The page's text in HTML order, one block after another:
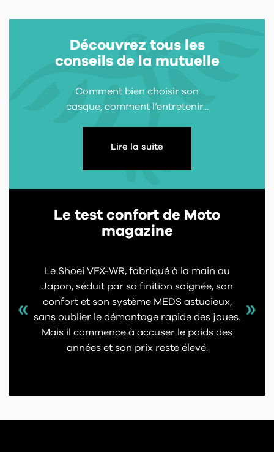
Découvrez tous les
conseils de la mutuelle
Comment bien choisir son
casque, comment l’entretenir...
Lire la suite
Le test confort de Moto
magazine
Le Shoei VFX-WR, fabriqué à la main au
Japon, séduit par sa finition soignée, son
confort et son système MEDS astucieux,
sans oublier le démontage rapide des joues.
Mais il commence à accuser le poids des
années et son prix reste élevé.